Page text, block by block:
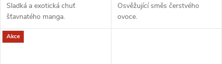
Sladká a exotická chuť
šťavnatého manga.
Osvěžující směs čerstvého
ovoce.
Akce